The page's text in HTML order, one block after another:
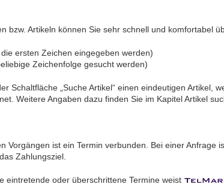
bzw. Artikeln können Sie sehr schnell und komfortabel
ersten Zeichen eingegeben werden)
Zeichenfolge gesucht werden)
Schaltfläche „Suche Artikel“ einen eindeutigen Artikel,
Weitere Angaben dazu finden Sie im Kapitel Artikel
Vorgängen ist ein Termin verbunden. Bei einer Anfrage
Zahlungsziel.
eintretende oder überschrittene Termine weist